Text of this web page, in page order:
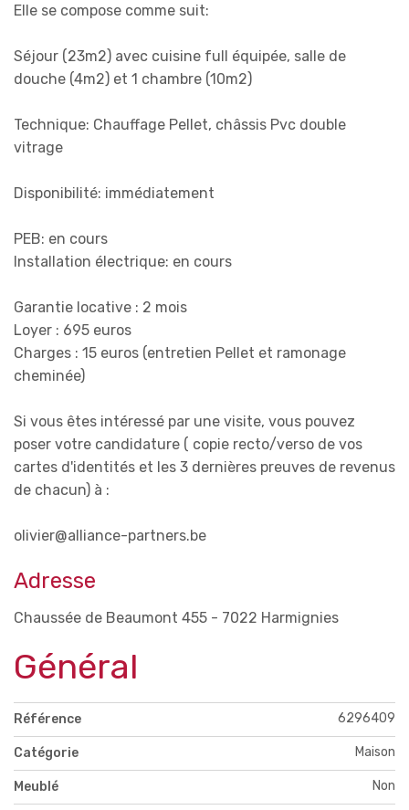
Elle se compose comme suit:
Séjour (23m2) avec cuisine full équipée, salle de
douche (4m2) et 1 chambre (10m2)
Technique: Chauffage Pellet, châssis Pvc double
vitrage
Disponibilité: immédiatement
PEB: en cours
Installation électrique: en cours
Garantie locative : 2 mois
Loyer : 695 euros
Charges : 15 euros (entretien Pellet et ramonage
cheminée)
Si vous êtes intéressé par une visite, vous pouvez
poser votre candidature ( copie recto/verso de vos
cartes d'identités et les 3 dernières preuves de revenus
de chacun) à :
olivier@alliance-partners.be
Adresse
Chaussée de Beaumont 455 - 7022 Harmignies
Général
Référence 6296409
Catégorie Maison
Meublé Non